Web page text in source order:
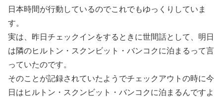
日本時間が行動しているのでこれでもゆっくりしていま
す。
実は、昨日チェックインをするときに世間話として、明日
は隣のヒルトン・スクンビット・バンコクに泊まるって言
っていたのです。
そのことが記録されていたようでチェックアウトの時に今
日はヒルトン・スクンビット・バンコクに泊まるんですよ